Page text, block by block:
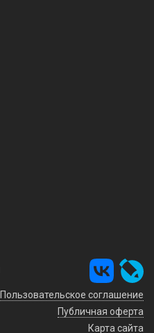
Пользовательское соглашение
Публичная оферта
Карта сайта